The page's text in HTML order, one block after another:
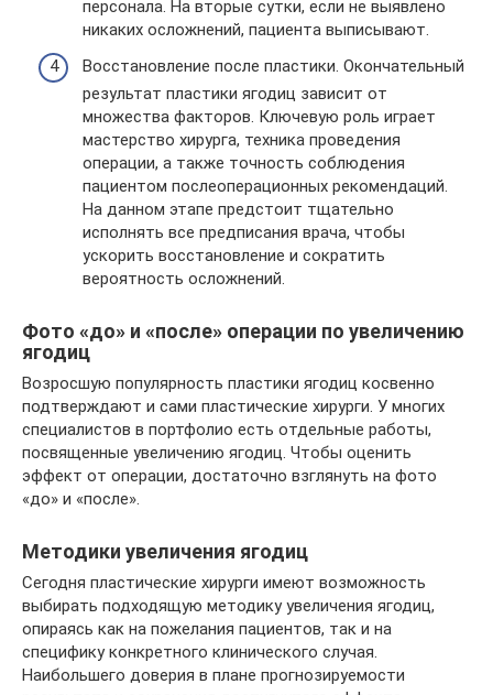
персонала. На вторые сутки, если не выявлено
никаких осложнений, пациента выписывают.
Восстановление после пластики. Окончательный
результат пластики ягодиц зависит от
множества факторов. Ключевую роль играет
мастерство хирурга, техника проведения
операции, а также точность соблюдения
пациентом послеоперационных рекомендаций.
На данном этапе предстоит тщательно
исполнять все предписания врача, чтобы
ускорить восстановление и сократить
вероятность осложнений.
Фото «до» и «после» операции по увеличению
ягодиц
Возросшую популярность пластики ягодиц косвенно
подтверждают и сами пластические хирурги. У многих
специалистов в портфолио есть отдельные работы,
посвященные увеличению ягодиц. Чтобы оценить
эффект от операции, достаточно взглянуть на фото
«до» и «после».
Методики увеличения ягодиц
Сегодня пластические хирурги имеют возможность
выбирать подходящую методику увеличения ягодиц,
опираясь как на пожелания пациентов, так и на
специфику конкретного клинического случая.
Наибольшего доверия в плане прогнозируемости